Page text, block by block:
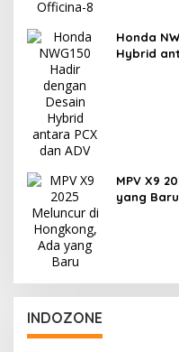
Honda
Hybrid
MPV X9
yang
INDOZONE